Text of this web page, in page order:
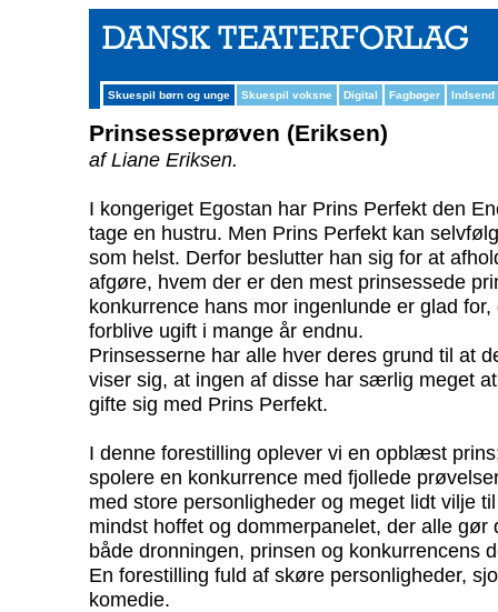
Skuespil børn og unge Skuespil voksne Digital Fagbøger Indsend
Prinsesseprøven (Eriksen)
af Liane Eriksen.
I kongeriget Egostan har Prins Perfekt den
tage en hustru. Men Prins Perfekt kan
som helst. Derfor beslutter han sig for at
afgøre, hvem der er den mest prinsessede
konkurrence hans mor ingenlunde er glad
forblive ugift i mange år endnu.
Prinsesserne har alle hver deres grund til at
viser sig, at ingen af disse har særlig meget
gifte sig med Prins Perfekt.
I denne forestilling oplever vi en opblæst
spolere en konkurrence med fjollede
med store personligheder og meget lidt vilje
mindst hoffet og dommerpanelet, der alle gør
både dronningen, prinsen og konkurrencens
En forestilling fuld af skøre personligheder,
komedie.